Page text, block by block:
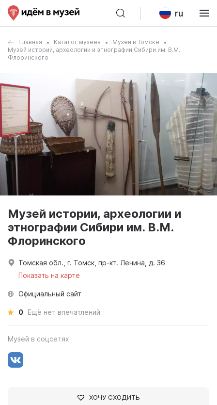
ru
Главная Каталог музеев
Музеи в Томске
Музей истории, археологии и этнографии Сибири им. В.М.
Флоринского
Музей истории, археологии и
этнографии Сибири им. В.М.
Флоринского
Томская обл., г. Томск, пр-кт. Ленина, д. 36
Показать на карте
Официальный сайт
0 Ещё нет впечатлений
Музей в соцсетях
ХОЧУ СХОДИТЬ